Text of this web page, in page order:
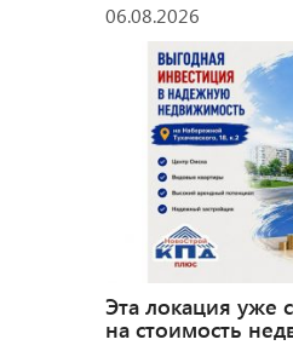
06.08.2026
Эта локация уже
на стоимость